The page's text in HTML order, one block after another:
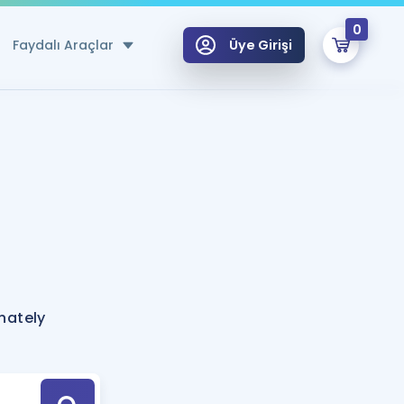
Faydalı Araçlar
Hesaplama Aracı
için Öneriler
Tek Takvimde
Üye Girişi
0
Hoca ile seni sınava hazırlayacak onlarca eğitim seni bekliyor!